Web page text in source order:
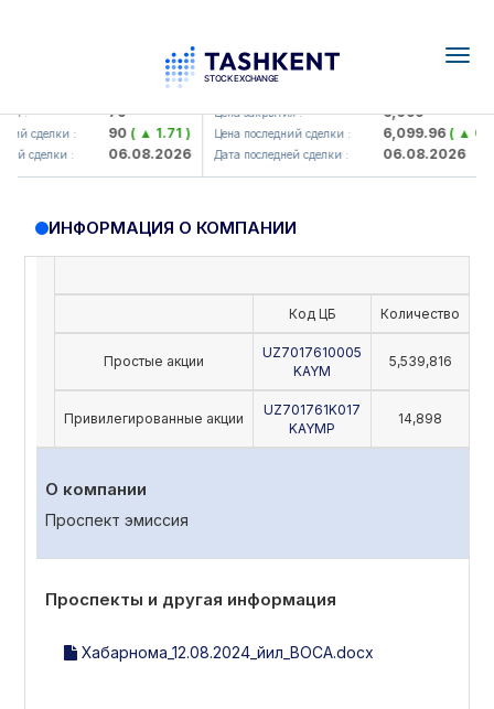
: 79
сделки : 90( ▲ 1.71 )
сделки : 06.08.2026
UZMK (<O'zmetkombinat> AJ)
Цена закрытия : 6,099
Цена последний сделки : 6,099.96( ▲
Дата последней сделки : 06.08.2026
ИНФОРМАЦИЯ О КОМПАНИИ
Код ЦБ Количество
Простые акции
UZ7017610005
KAYM
5,539,816
Привилегированные акции
UZ701761K017
KAYMP
14,898
О компании
Проспект эмиссия
Проспекты и другая информация
Хабарнома_12.08.2024_йил_ВОСА.docx